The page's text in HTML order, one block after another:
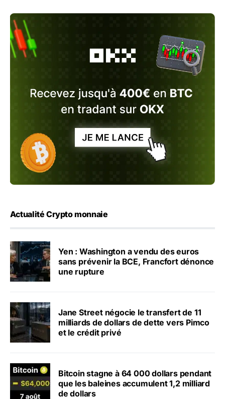
Actualité Crypto monnaie
Yen : Washington a vendu des euros
sans prévenir la BCE, Francfort dénonce
une rupture
Jane Street négocie le transfert de 11
milliards de dollars de dette vers Pimco
et le crédit privé
Bitcoin stagne à 64 000 dollars pendant
que les baleines accumulent 1,2 milliard
de dollars